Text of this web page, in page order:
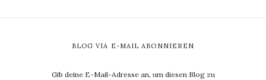
BLOG VIA E-MAIL ABONNIEREN
Gib deine E-Mail-Adresse an, um diesen Blog zu